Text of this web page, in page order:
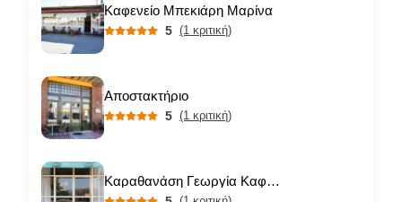
Καφενείο Μπεκιάρη Μαρίνα
5 (1 κριτική)
Αποστακτήριο
5 (1 κριτική)
Καραθανάση Γεωργία Καφενείο